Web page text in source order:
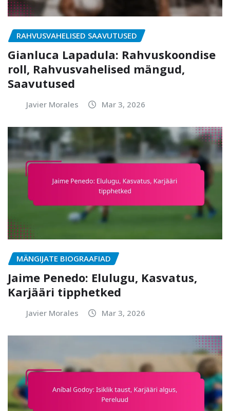
RAHVUSVAHELISED SAAVUTUSED
Gianluca Lapadula: Rahvuskoondise
roll, Rahvusvahelised mängud,
Saavutused
Javier Morales Mar 3, 2026
MÄNGIJATE BIOGRAAFIAD
Jaime Penedo: Elulugu, Kasvatus,
Karjääri tipphetked
Javier Morales Mar 3, 2026